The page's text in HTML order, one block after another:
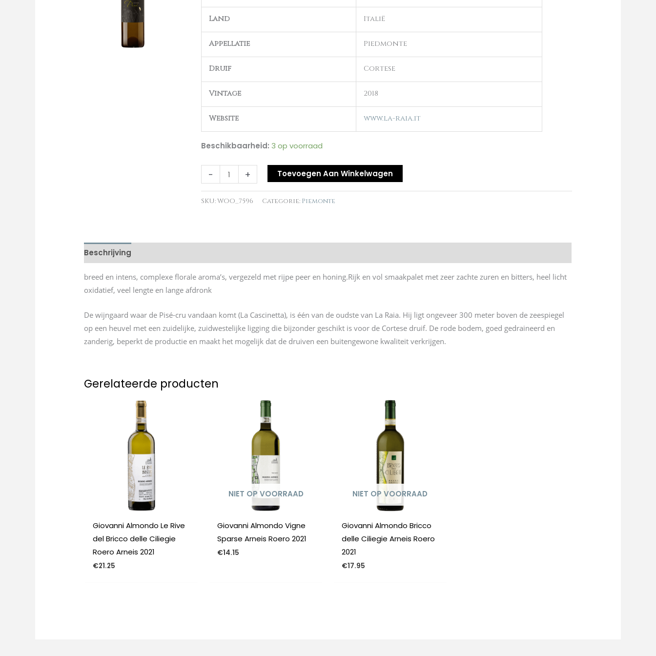
Land Italië
Appellatie Piedmonte
Druif Cortese
Vintage 2018
Website www.la-raia.it
Beschikbaarheid: 3 op voorraad
-
Bio
DOCG
+ Toevoegen Aan Winkelwagen
SKU:WOO_7596 Categorie: Piemonte
Beschrijving
breed en intens, complexe florale aroma’s, vergezeld met rijpe peer en honing.Rijk en vol smaakpalet met zeer zachte zuren en bitters, heel licht
oxidatief, veel lengte en lange afdronk
De wijngaard waar de Pisé-cru vandaan komt (La Cascinetta), is één van de oudste van La Raia. Hij ligt ongeveer 300 meter boven de zeespiegel
op een heuvel met een zuidelijke, zuidwestelijke ligging die bijzonder geschikt is voor de Cortese druif. De rode bodem, goed gedraineerd en
zanderig, beperkt de productie en maakt het mogelijk dat de druiven een buitengewone kwaliteit verkrijgen.
Gerelateerde producten
Giovanni Almondo Le Rive
del Bricco delle Ciliegie
Roero Arneis 2021
€21.25
NIET OP VOORRAAD
Giovanni Almondo Vigne
Sparse Arneis Roero 2021
€14.15
NIET OP VOORRAAD
Giovanni Almondo Bricco
delle Ciliegie Arneis Roero
2021
€17.95